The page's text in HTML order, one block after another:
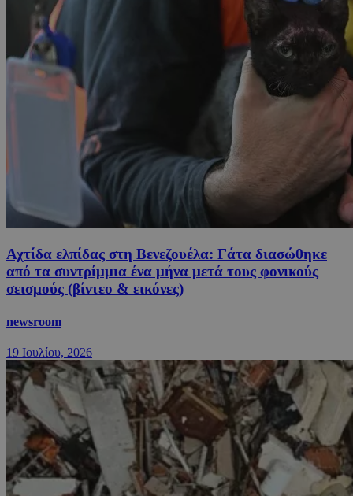
Αχτίδα ελπίδας στη Βενεζουέλα: Γάτα διασώθηκε
από τα συντρίμμια ένα μήνα μετά τους φονικούς
σεισμούς (βίντεο & εικόνες)
newsroom
19 Ιουλίου, 2026